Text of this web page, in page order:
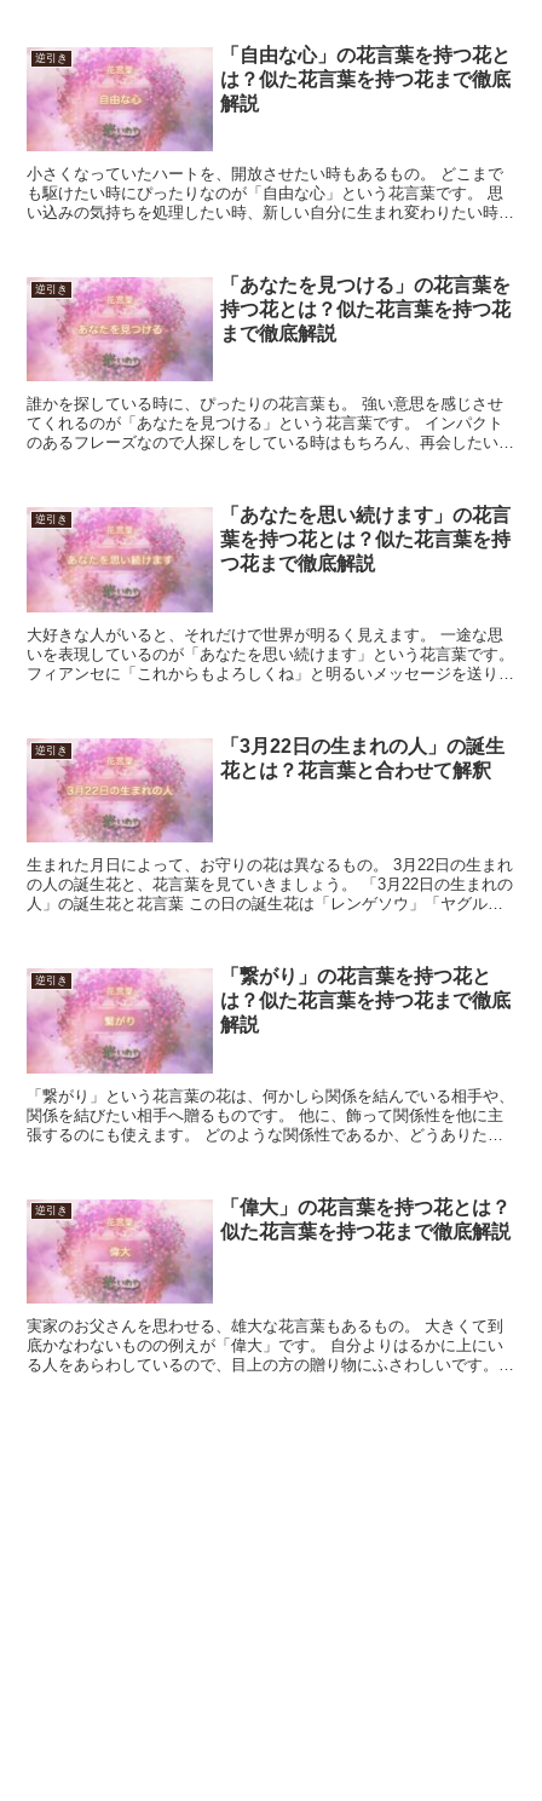
逆引き
「自由な心」の花言葉を持つ花と
は？似た花言葉を持つ花まで徹底
解説
小さくなっていたハートを、開放させたい時もあるもの。 どこまで
も駆けたい時にぴったりなのが「自由な心」という花言葉です。 思
い込みの気持ちを処理したい時、新しい自分に生まれ変わりたい時な
逆引き
「あなたを見つける」の花言葉を
持つ花とは？似た花言葉を持つ花
まで徹底解説
誰かを探している時に、ぴったりの花言葉も。 強い意思を感じさせ
てくれるのが「あなたを見つける」という花言葉です。 インパクト
のあるフレーズなので人探しをしている時はもちろん、再会したい人
逆引き
「あなたを思い続けます」の花言
葉を持つ花とは？似た花言葉を持
つ花まで徹底解説
大好きな人がいると、それだけで世界が明るく見えます。 一途な思
いを表現しているのが「あなたを思い続けます」という花言葉です。
フィアンセに「これからもよろしくね」と明るいメッセージを送りた
逆引き
「3月22日の生まれの人」の誕生
花とは？花言葉と合わせて解釈
生まれた月日によって、お守りの花は異なるもの。 3月22日の生まれ
の人の誕生花と、花言葉を見ていきましょう。 「3月22日の生まれの
人」の誕生花と花言葉 この日の誕生花は「レンゲソウ」「ヤグルマ
逆引き
「繋がり」の花言葉を持つ花と
は？似た花言葉を持つ花まで徹底
解説
「繋がり」という花言葉の花は、何かしら関係を結んでいる相手や、
関係を結びたい相手へ贈るものです。 他に、飾って関係性を他に主
張するのにも使えます。 どのような関係性であるか、どうありたい
逆引き
「偉大」の花言葉を持つ花とは？
似た花言葉を持つ花まで徹底解説
実家のお父さんを思わせる、雄大な花言葉もあるもの。 大きくて到
底かなわないものの例えが「偉大」です。 自分よりはるかに上にい
る人をあらわしているので、目上の方の贈り物にふさわしいです。